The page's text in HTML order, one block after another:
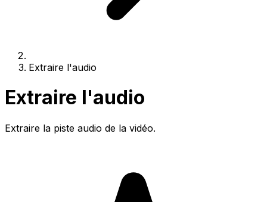
Extraire l'audio
Extraire l'audio
Extraire la piste audio de la vidéo.